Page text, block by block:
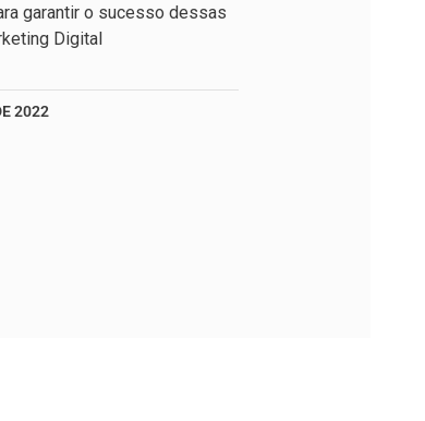
garantir o sucesso dessas
Digital
2022